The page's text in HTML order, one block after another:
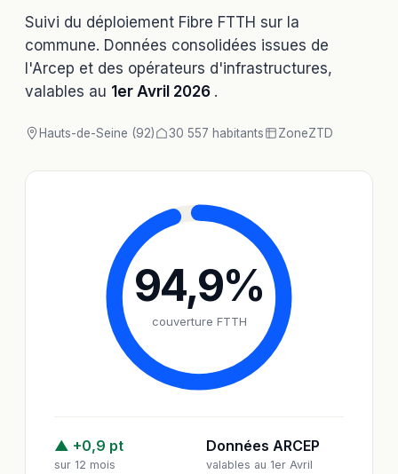
Suivi du déploiement Fibre FTTH sur la
commune. Données consolidées issues de
l'Arcep et des opérateurs d'infrastructures,
valables au 1er Avril 2026 .
Hauts-de-Seine (92) 30 557 habitants ZoneZTD
94,9%
couverture FTTH
▲ +0,9 pt
sur 12 mois
Données ARCEP
valables au 1er Avril